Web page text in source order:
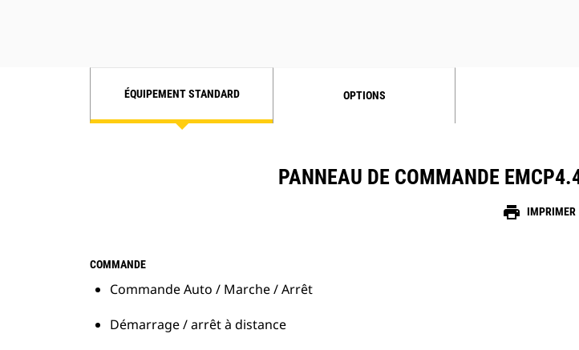
ÉQUIPEMENT STANDARD OPTIONS
PANNEAU DE COMMANDE
print IMPRIMER
COMMANDE
Commande Auto / Marche / Arrêt
Démarrage / arrêt à distance